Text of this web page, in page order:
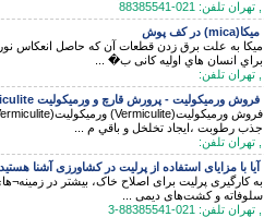
میکا(mica) در کف پوش
ميكا به علت برق زدن قطعات آن كه حاصل انعكاس
براي انسان هاي اوليه كانى ب� ...
فروش ورمیکولیت - پرورش قارچ و ورمیکولیت Vermiculite
جذب رطوبت ،ايجاد تخلخل و باقي م ...
آیا با مزایای استفاده از پرلیت در کشاورزی آشنا
به کارگیری پرلیت برای اصلاح خاک، بیشتر در
سلوفاته و کشت‌های دیمی ...